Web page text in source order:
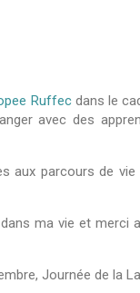
Ruffecdans le
avec des
aux parcours de
ma vie et merci
Journée de la